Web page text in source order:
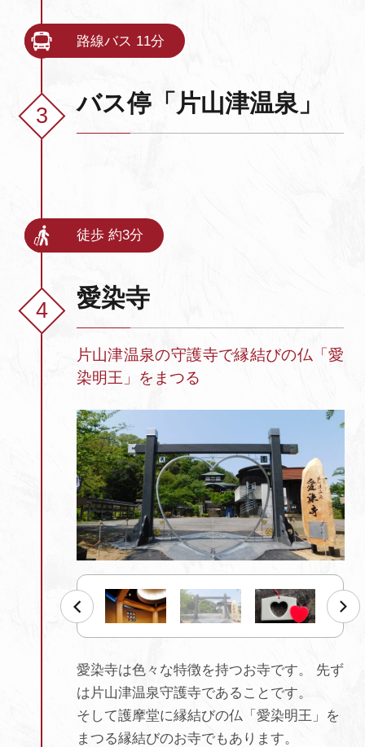
路線バス 11分
バス停「片山津温泉」
徒歩 約3分
愛染寺
片山津温泉の守護寺で縁結びの仏「愛
染明王」をまつる
愛染寺は色々な特徴を持つお寺です。 先ず
は片山津温泉守護寺であることです。
そして護摩堂に縁結びの仏「愛染明王」を
まつる縁結びのお寺でもあります。